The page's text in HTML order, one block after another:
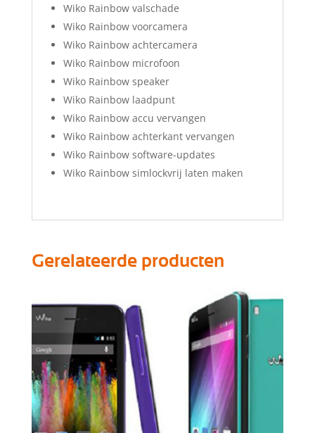
Wiko Rainbow valschade
Wiko Rainbow voorcamera
Wiko Rainbow achtercamera
Wiko Rainbow microfoon
Wiko Rainbow speaker
Wiko Rainbow laadpunt
Wiko Rainbow accu vervangen
Wiko Rainbow achterkant vervangen
Wiko Rainbow software-updates
Wiko Rainbow simlockvrij laten maken
Gerelateerde producten